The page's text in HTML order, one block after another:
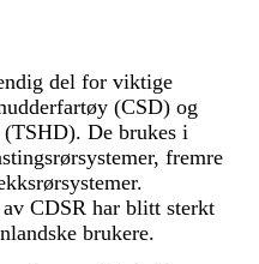
del for viktige
(CSD) og
(TSHD). De brukes i
fremre
av CDSR har blitt sterkt
brukere.